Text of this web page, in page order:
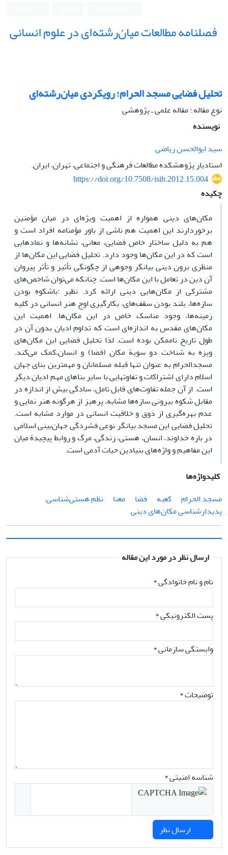
فصلنامه مطالعات میان‌رشته‌ای در علوم انسانی
تحلیل فضایی مسجد الحرام؛ رویکردی میان‌رشته‌ای
نوع مقاله : مقاله علمی ـ پژوهشی
نویسنده
سید ابوالحسن ریاضی
استادیار پژوهشکده مطالعات فرهنگی و اجتماعی، تهران، ایران.
https://doi.org/10.7508/isih.2012.15.004
چکیده
مکان‌های دینی همواره از اهمیت ویژه‌ای در میان مؤمنین
برخوردارند این اهمیت هم ناشی از باور مؤمنامه افراد است و
هم به دلیل ساختار خاص فضایی، معانی، نشانه‌ها و نمادهایی
است که در این مکان‌ها وجود دارد. تحلیل فضایی این مکان‌ها از
منظری برون دینی بیانگر وجوهی از چگونگی تأثیر و تأثر پیروان
آن دین در تعامل با این مکان‌ها است. چنانکه می‌توان شاخص‌های
مشترکی از مکان‌هایی دینی ارائه کرد. نظیر :باشکوه بودن
سازه‌ها، بلند بودن سقف‌های، بکارگیری اوج هنر انسانی در کلیه
زمینه‌ها، وجود مناسک خاص در این مکان‌ها. اهمیت این
مکان‌های مقدس به اندازه‌ای است که تداوم ادیان بدون آن در
طول تاریخ ناممکن بوده است. لذا تحلیل فضایی این مکان‌های
ویزه به شناخت دو سویة مکان (فضا) و انسان،کمک می‌کند.
مسجدالحرام به عنوان تنها قبله مسلمانان و مهمترین بنای جهان
اسلام دارای اشتراکات و تفاوتهایی با سایر بناهای مهم ادیان دیگر
است. از آن جمله تفاوت‌های قابل تامل، سادگی بیش از اندازه در
مقابل شکوه بیرونی سازه‌ها مشابه، پرهیز از هرگونه هنر نمایی و
عدم بهره‌گیری از ذوق و خلاقیت انسانی در موارد مشابه است.
تحلیل فضایی این مسجد بیانگر نوعی فشردگی جهان‌بینی اسلامی
در باره خداوند، انسان‌، هستی، زندگی، مرگ و روابط پیچیدة میان
این مفاهیم و واژه‌های بنیادین حیات آدمی است.
کلیدواژه‌ها
مسجد الحرام
کعبه فضا معنا
نظم هستی‌شناسی.
پدیدارشناسی مکان‌های دینی
ارسال نظر در مورد این مقاله
نام و نام خانوادگی*
پست الکترونیکی*
وابستگی سازمانی *
توضیحات *
شناسه امنیتی *